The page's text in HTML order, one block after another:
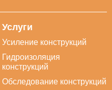
Услуги
Усиление конструкций
Гидроизоляция
конструкций
Обследование конструкций